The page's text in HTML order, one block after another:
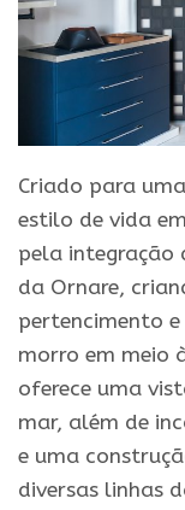
Criado para
estilo de vida
pela integração
da Ornare,
pertencimento
morro em meio
oferece uma
mar, além de
e uma
diversas linhas